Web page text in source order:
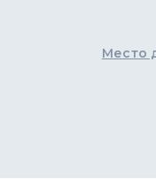
Место